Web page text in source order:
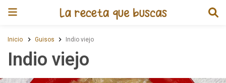
Inicio Guisos Indio viejo
Indio viejo